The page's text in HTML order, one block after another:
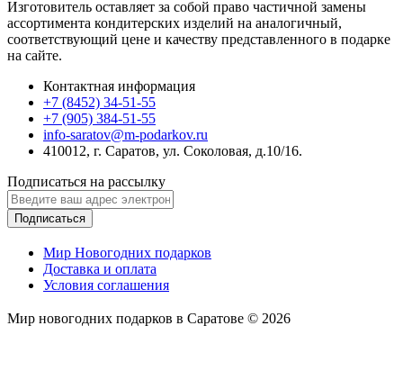
Изготовитель оставляет за собой право частичной замены
ассортимента кондитерских изделий на аналогичный,
соответствующий цене и качеству представленного в подарке
на сайте.
Контактная информация
+7 (8452) 34-51-55
+7 (905) 384-51-55
info-saratov@m-podarkov.ru
410012, г. Саратов, ул. Соколовая, д.10/16.
Подписаться на рассылку
Подписаться
Мир Новогодних подарков
Доставка и оплата
Условия соглашения
Мир новогодних подарков в Саратове © 2026